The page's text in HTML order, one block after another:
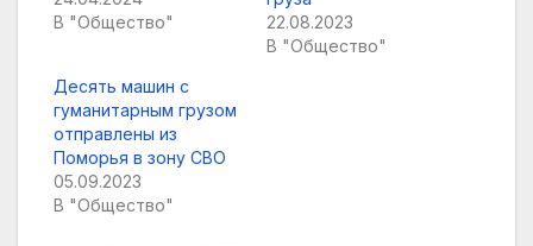
В "Общество"
22.08.2023
В "Общество"
Десять машин с
гуманитарным грузом
отправлены из
Поморья в зону СВО
05.09.2023
В "Общество"